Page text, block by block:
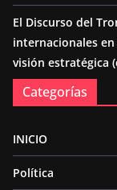
El Discurso del
internacionales
visión estratégica
Categorías
INICIO
Política